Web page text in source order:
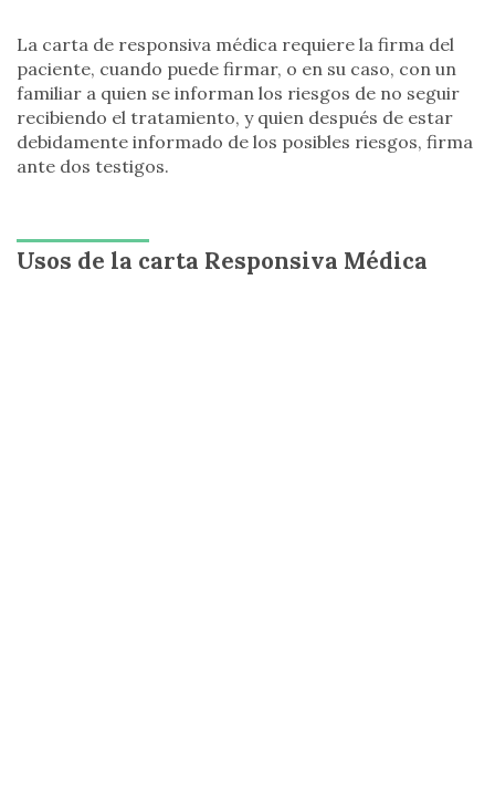
La carta de responsiva médica requiere la firma del
paciente, cuando puede firmar, o en su caso, con un
familiar a quien se informan los riesgos de no seguir
recibiendo el tratamiento, y quien después de estar
debidamente informado de los posibles riesgos, firma
ante dos testigos.
Usos de la carta Responsiva Médica